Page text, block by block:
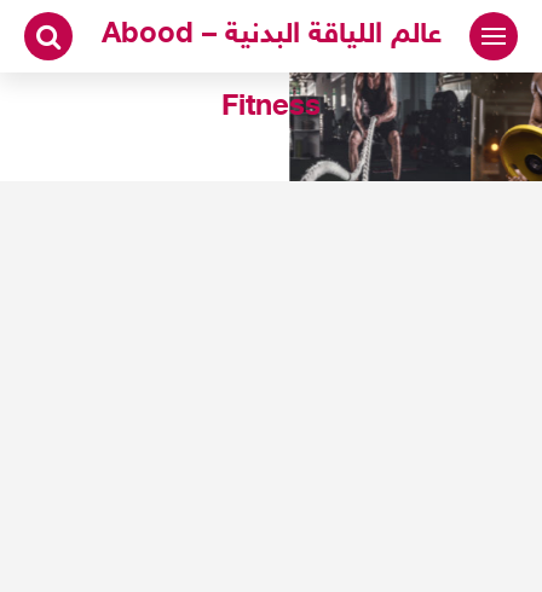
التجاوز
المحتوى
عالم اللياقة البدنية – Abood
Fitness